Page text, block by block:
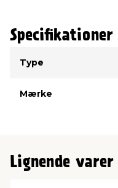
Specifikationer
Type
Mærke
Lignende varer